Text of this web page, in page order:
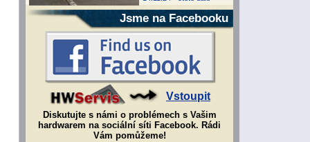
Jsme na Facebooku
Vstoupit
Diskutujte s námi o problémech s Vašim
hardwarem na sociální síti Facebook. Rádi
Vám pomůžeme!